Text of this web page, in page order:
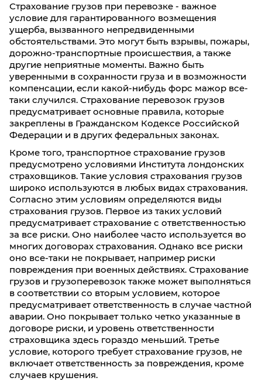
Страхование грузов при перевозке - важное
условие для гарантированного возмещения
ущерба, вызванного непредвиденными
обстоятельствами. Это могут быть взрывы, пожары,
дорожно-транспортные происшествия, а также
другие неприятные моменты. Важно быть
уверенными в сохранности груза и в возможности
компенсации, если какой-нибудь форс мажор все-
таки случился. Страхование перевозок грузов
предусматривает основные правила, которые
закреплены в Гражданском Кодексе Российской
Федерации и в других федеральных законах.
Кроме того, транспортное страхование грузов
предусмотрено условиями Института лондонских
страховщиков. Такие условия страхования грузов
широко используются в любых видах страхования.
Согласно этим условиям определяются виды
страхования грузов. Первое из таких условий
предусматривает страхование с ответственностью
за все риски. Оно наиболее часто используется во
многих договорах страхования. Однако все риски
оно все-таки не покрывает, например риски
повреждения при военных действиях. Страхование
грузов и грузоперевозок также может выполняться
в соответствии со вторым условием, которое
предусматривает ответственность в случае частной
аварии. Оно покрывает только четко указанные в
договоре риски, и уровень ответственности
страховщика здесь гораздо меньший. Третье
условие, которого требует страхование грузов, не
включает ответственность за повреждения, кроме
случаев крушения.